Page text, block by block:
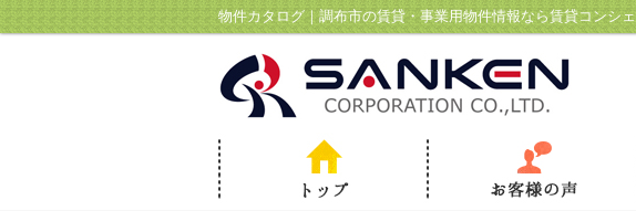
物件カタログ｜調布市の賃貸・事業用物件情報なら賃貸コンシ